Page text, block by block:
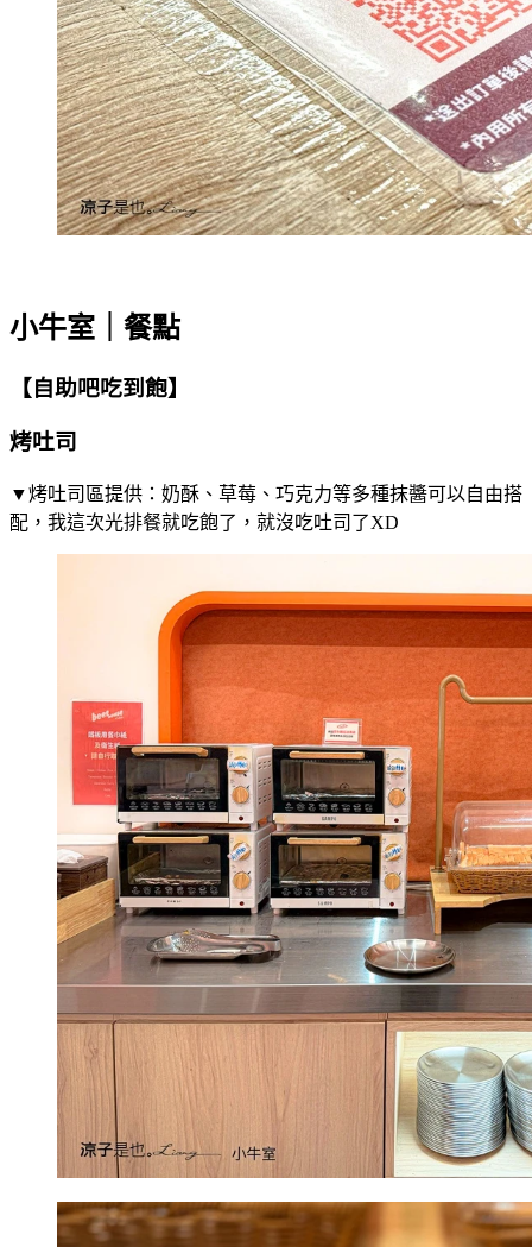
小牛室｜餐點
【自助吧吃到飽】
烤吐司
▼烤吐司區提供：奶酥、草莓、巧克力等多種抹醬可以自由搭
配，我這次光排餐就吃飽了，就沒吃吐司了XD